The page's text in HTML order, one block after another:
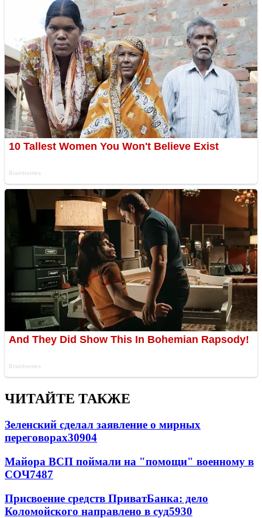
ЧИТАЙТЕ ТАКЖЕ
Зеленский сделал заявление о мирных
переговорах30904
Майора ВСП поймали на "помощи" военному в
СОЧ7487
Присвоение средств ПриватБанка: дело
Коломойского направлено в суд5930